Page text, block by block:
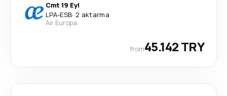
Cmt 19 Eyl
LPA-ESB· 2 aktarma
Air Europa
from45.142 TRY